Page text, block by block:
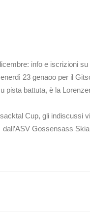
info e iscrizioni
23 genaoo per il
pista battuta, è la
Cup, gli indiscussi
Gossensass